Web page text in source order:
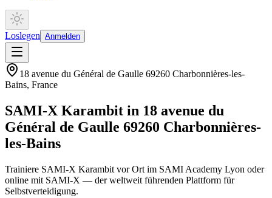
Loslegen Anmelden
18 avenue du Général de Gaulle 69260 Charbonnières-les-
Bains, France
SAMI-X Karambit in 18 avenue du
Général de Gaulle 69260 Charbonnières-
les-Bains
Trainiere SAMI-X Karambit vor Ort im SAMI Academy Lyon oder
online mit SAMI-X — der weltweit führenden Plattform für
Selbstverteidigung.